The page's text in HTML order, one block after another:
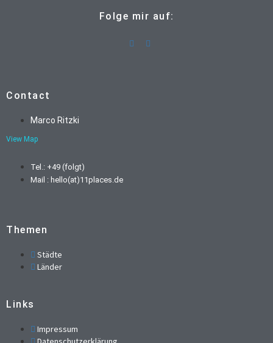
Folge mir auf:
Contact
Marco Ritzki
View Map
Tel.: +49 (folgt)
Mail : hello(at)11places.de
Themen
Städte
Länder
Links
Impressum